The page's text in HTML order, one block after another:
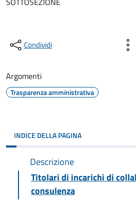
Condividi
Argomenti
Trasparenza amministrativa
INDICE DELLA PAGINA
Descrizione
Titolari di incarichi di
consulenza